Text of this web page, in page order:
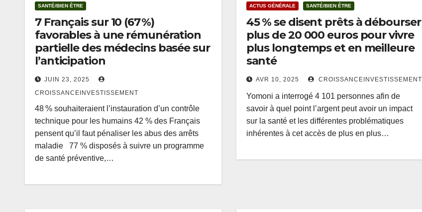
SANTÉ/BIEN ÊTRE
7 Français sur 10 (67 %)
favorables à une rémunération
partielle des médecins basée sur
l’anticipation
JUIN 23, 2025
CROISSANCEINVESTISSEMENT
48 % souhaiteraient l’instauration d’un contrôle
technique pour les humains 42 % des Français
pensent qu’il faut pénaliser les abus des arrêts
maladie 77 % disposés à suivre un programme
de santé préventive,…
ACTUS GÉNÉRALE SANTÉ/BIEN ÊTRE
45 % se disent prêts à débourser
plus de 20 000 euros pour vivre
plus longtemps et en meilleure
santé
AVR 10, 2025 CROISSANCEINVESTISSEMENT
Yomoni a interrogé 4 101 personnes afin de
savoir à quel point l’argent peut avoir un impact
sur la santé et les différentes problématiques
inhérentes à cet accès de plus en plus…